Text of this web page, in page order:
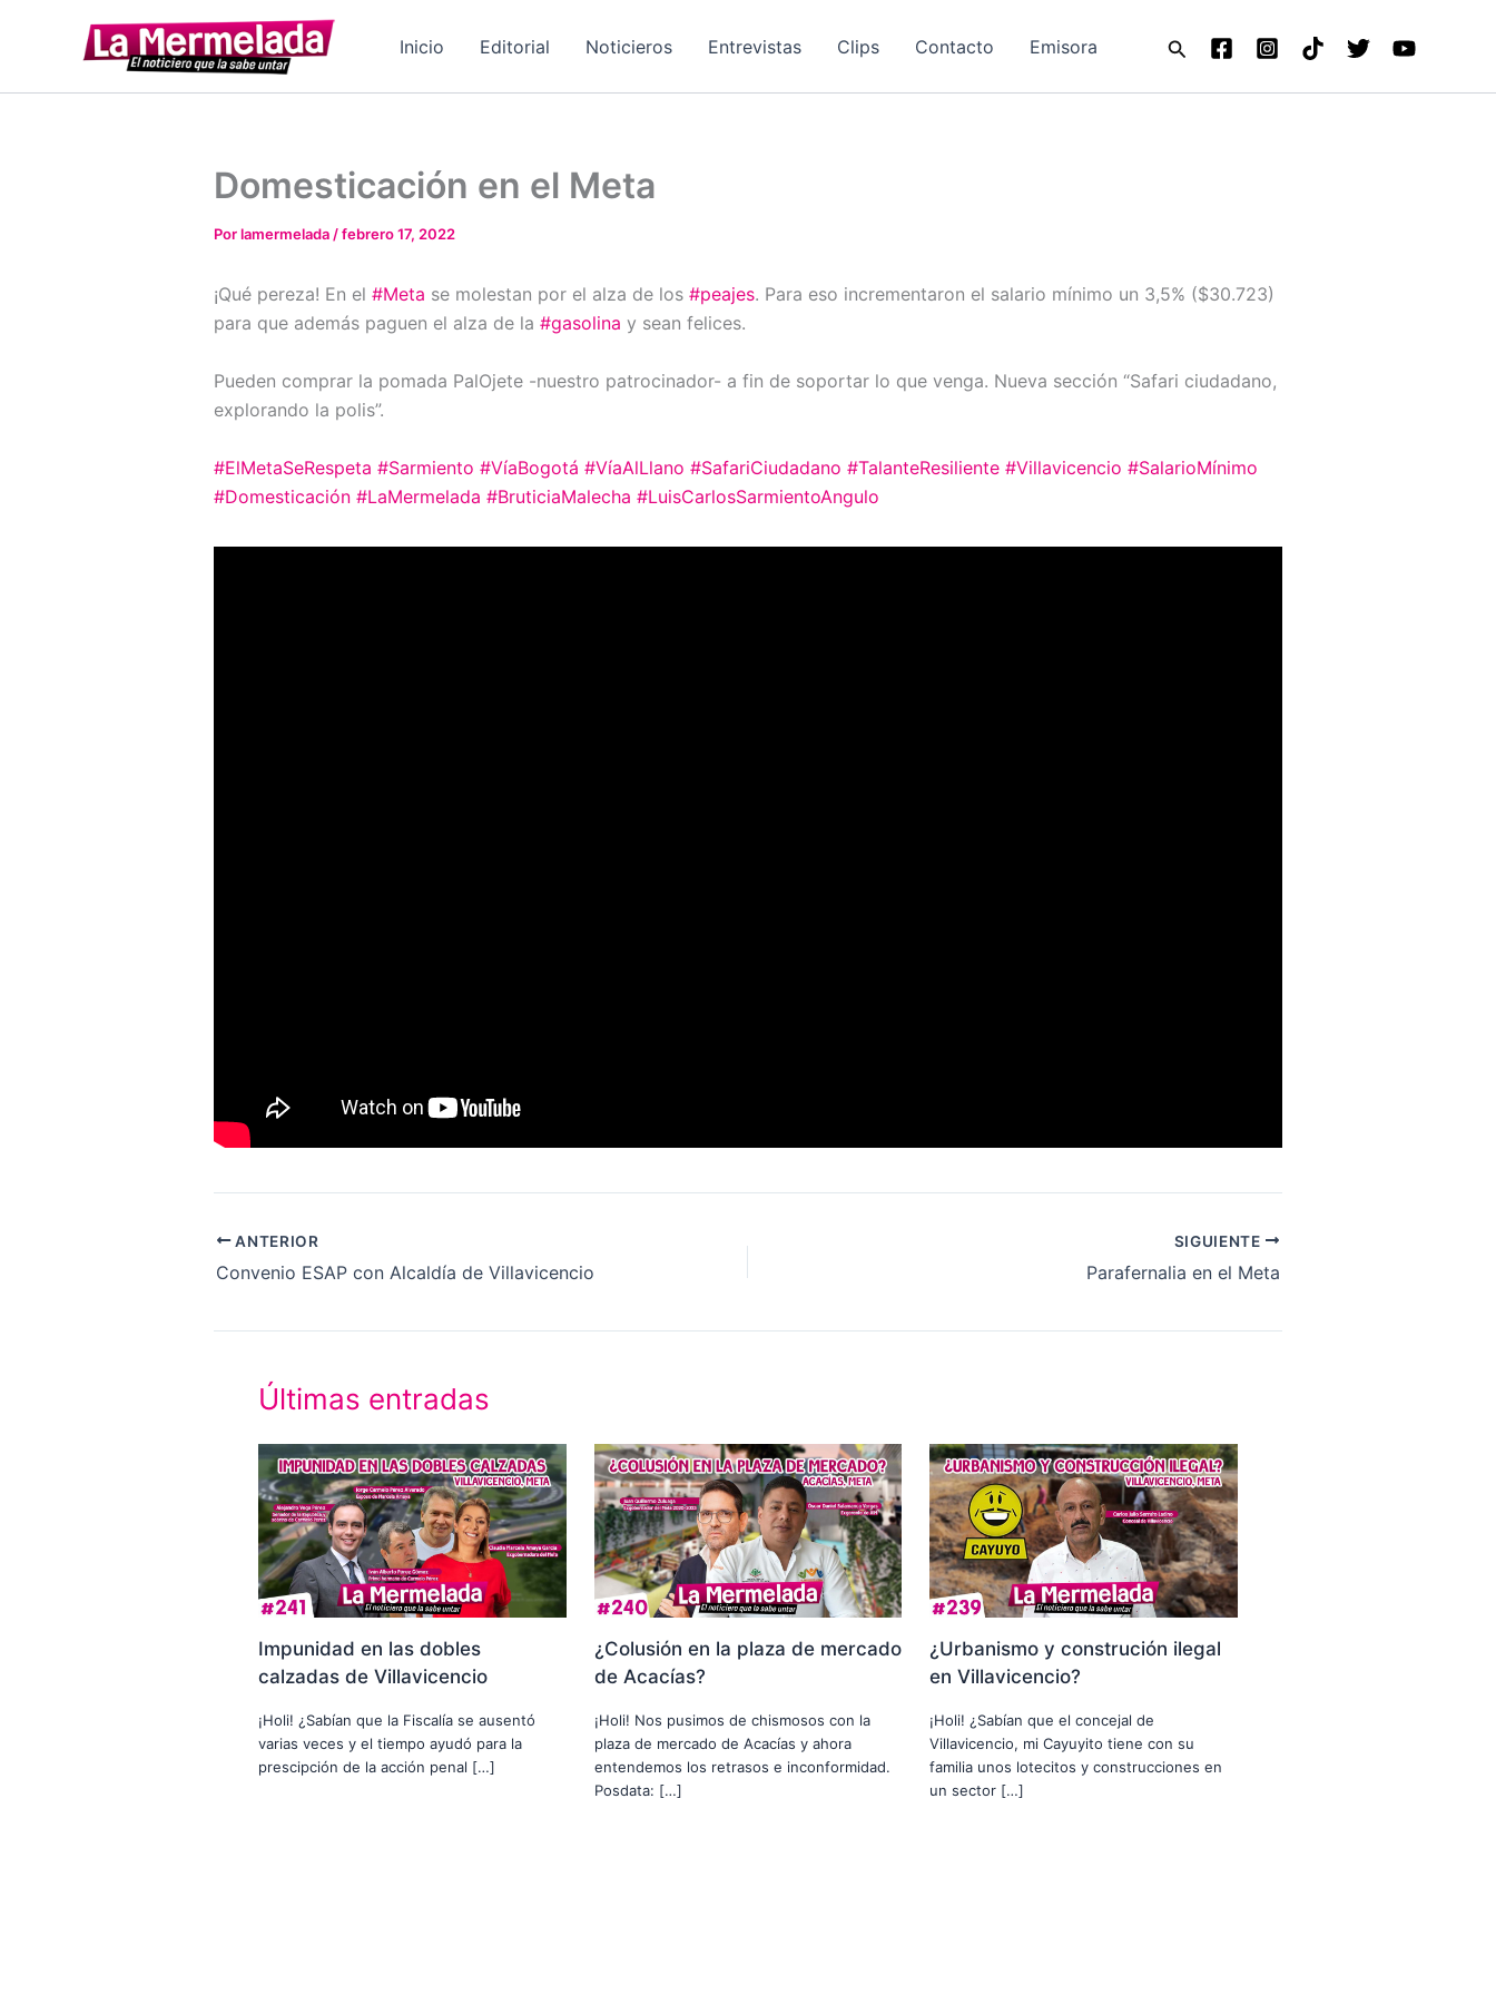
Inicio Editorial Noticieros Entrevistas Clips Contacto Emisora Buscar
Domesticación en el Meta
Porlamermelada/febrero 17, 2022
¡Qué pereza! En el #Meta se molestan por el alza de los #peajes. Para eso incrementaron el salario mínimo un 3,5% ($30.723)
para que además paguen el alza de la #gasolina y sean felices.
Pueden comprar la pomada PalOjete -nuestro patrocinador- a fin de soportar lo que venga. Nueva sección “Safari ciudadano,
explorando la polis”.
#ElMetaSeRespeta #Sarmiento #VíaBogotá #VíaAlLlano #SafariCiudadano #TalanteResiliente #Villavicencio #SalarioMínimo
#Domesticación #LaMermelada #BruticiaMalecha #LuisCarlosSarmientoAngulo
ANTERIOR
Convenio ESAP con Alcaldía de Villavicencio
SIGUIENTE
Parafernalia en el Meta
Últimas entradas
Impunidad en las dobles
calzadas de Villavicencio
¡Holi! ¿Sabían que la Fiscalía se ausentó
varias veces y el tiempo ayudó para la
prescipción de la acción penal […]
¿Colusión en la plaza de mercado
de Acacías?
¡Holi! Nos pusimos de chismosos con la
plaza de mercado de Acacías y ahora
entendemos los retrasos e inconformidad.
Posdata: […]
¿Urbanismo y construción ilegal
en Villavicencio?
¡Holi! ¿Sabían que el concejal de
Villavicencio, mi Cayuyito tiene con su
familia unos lotecitos y construcciones en
un sector […]